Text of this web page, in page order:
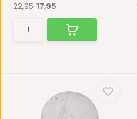
22,95 17,95